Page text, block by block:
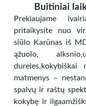
Buitiniai
Prekiaujame
pritaikysite nuo
siūlo Karūnas iš
ąžuolo,
matmenys –
spalvų ir raštų
kokybę ir